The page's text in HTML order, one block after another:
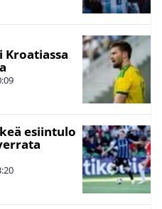
Kroatiassa
esiintulo